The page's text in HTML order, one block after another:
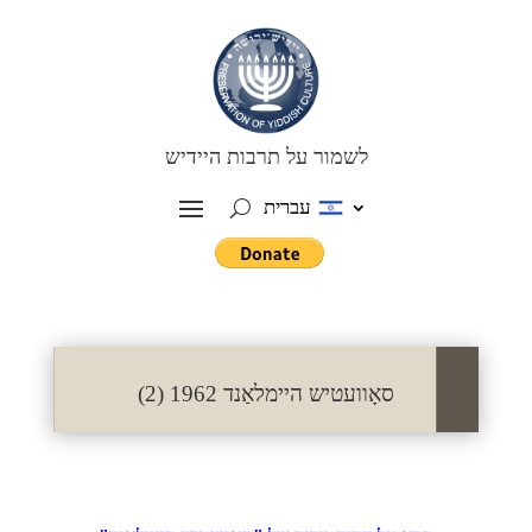
לשמור על תרבות היידיש
עברית
סאָוועטיש היימלאַנד 1962 (2)